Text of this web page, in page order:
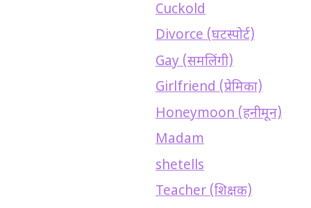
Cuckold
Divorce (घटस्पोर्ट)
Gay (समलिंगी)
Girlfriend (प्रेमिका)
Honeymoon (हनीमून)
Madam
shetells
Teacher (शिक्षक)